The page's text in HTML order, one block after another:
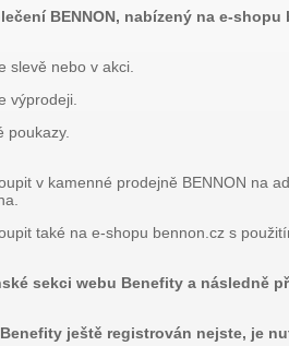
BENNON, nabízený na e-
slevě nebo v akci.
výprodeji.
poukazy.
v kamenné prodejně BENNON na
také na e-shopu bennon.cz s
sekci webu Benefity a následně
ještě registrován nejste, je